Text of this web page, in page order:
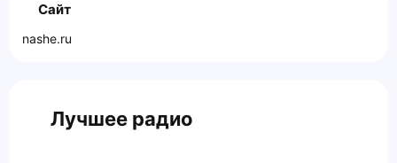
Сайт
nashe.ru
Лучшее радио